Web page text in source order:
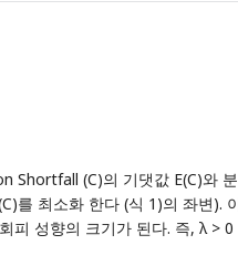
(C)의 기댓값 E(C)와
를 최소화 한다 (식 1)의 좌변).
피 성향의 크기가 된다. 즉, λ >